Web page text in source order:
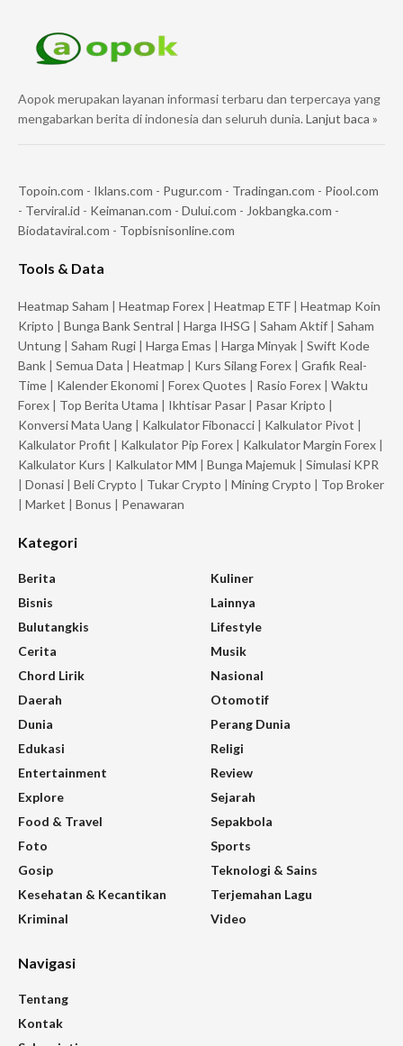
Aopok merupakan layanan informasi terbaru dan terpercaya yang
mengabarkan berita di indonesia dan seluruh dunia. Lanjut baca »
Topoin.com - Iklans.com - Pugur.com - Tradingan.com - Piool.com
- Terviral.id - Keimanan.com - Dului.com - Jokbangka.com -
Biodataviral.com - Topbisnisonline.com
Tools & Data
Heatmap Saham | Heatmap Forex | Heatmap ETF | Heatmap Koin
Kripto | Bunga Bank Sentral | Harga IHSG | Saham Aktif | Saham
Untung | Saham Rugi | Harga Emas | Harga Minyak | Swift Kode
Bank | Semua Data | Heatmap | Kurs Silang Forex | Grafik Real-
Time | Kalender Ekonomi | Forex Quotes | Rasio Forex | Waktu
Forex | Top Berita Utama | Ikhtisar Pasar | Pasar Kripto |
Konversi Mata Uang | Kalkulator Fibonacci | Kalkulator Pivot |
Kalkulator Profit | Kalkulator Pip Forex | Kalkulator Margin Forex |
Kalkulator Kurs | Kalkulator MM | Bunga Majemuk | Simulasi KPR
| Donasi | Beli Crypto | Tukar Crypto | Mining Crypto | Top Broker
| Market | Bonus | Penawaran
Kategori
Berita
Bisnis
Bulutangkis
Cerita
Chord Lirik
Daerah
Dunia
Edukasi
Entertainment
Explore
Food & Travel
Foto
Gosip
Kesehatan & Kecantikan
Kriminal
Kuliner
Lainnya
Lifestyle
Musik
Nasional
Otomotif
Perang Dunia
Religi
Review
Sejarah
Sepakbola
Sports
Teknologi & Sains
Terjemahan Lagu
Video
Navigasi
Tentang
Kontak